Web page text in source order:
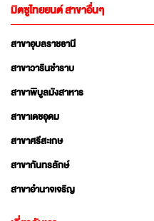
มิตซูไทยยนต์ สาขาอื่นๆ
สาขาอุบลราชธานี
สาขาวารินชำราบ
สาขาพิบูลมังสาหาร
สาขาเดชอุดม
สาขาศรีสะเกษ
สาขากันทรลักษ์
สาขาอำนาจเจริญ